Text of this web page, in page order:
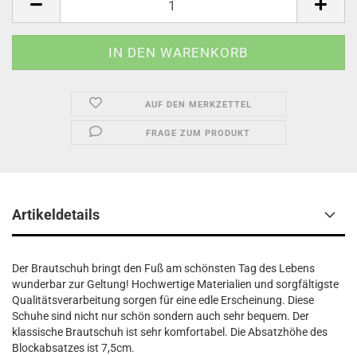
AUF DEN MERKZETTEL
FRAGE ZUM PRODUKT
Artikeldetails
Der Brautschuh bringt den Fuß am schönsten Tag des Lebens
wunderbar zur Geltung! Hochwertige Materialien und sorgfältigste
Qualitätsverarbeitung sorgen für eine edle Erscheinung. Diese
Schuhe sind nicht nur schön sondern auch sehr bequem. Der
klassische Brautschuh ist sehr komfortabel. Die Absatzhöhe des
Blockabsatzes ist 7,5cm.